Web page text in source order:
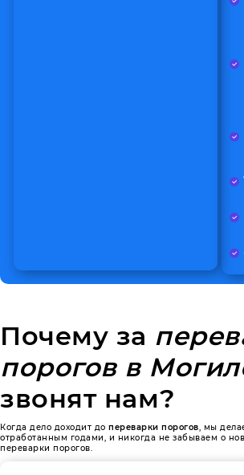
Почему за
порогов в
звонят нам?
Когда дело доходит до переварки порогов , мы
отработанным годами, и никогда не забываем о
переварки порогов.